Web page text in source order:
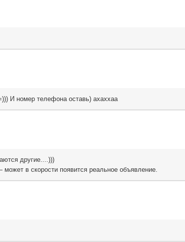
И номер телефона оставь) ахаххаа
другие....)))
в скорости появится реальное объявление.